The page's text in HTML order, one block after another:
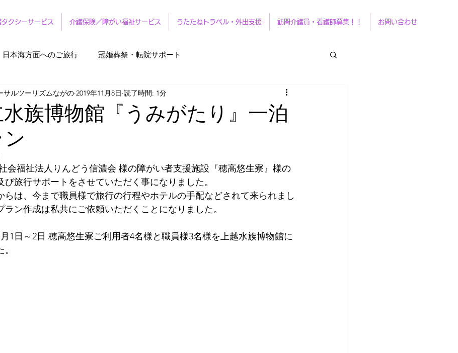
クシーサービス 介護保険／障がい福祉サービス うたたねトラベル・外出支援 訪問介護員・看護師募集！！ お問い合わせ
日本海方面へのご旅行 冠婚葬祭・転院サポート
族博物館『うみがたり』一泊
サルツーリズムながの 2019年11月8日 読了時間: 1分
会福祉法人りんどう信濃会 様の障がい者支援施設『穂高悠生寮』様の
旅行サポートをさせていただく事になりました。
らは、今まで職員様で旅行の行程やホテルの手配などされて来られまし
ラン作成は私共にご依頼いただくことになりました。
1日～2日 穂高悠生寮ご利用者4名様と職員様3名様を上越水族博物館に